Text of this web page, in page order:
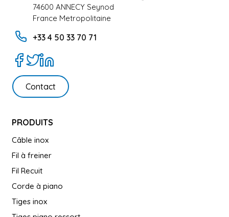
74600 ANNECY Seynod
France Metropolitaine
+33 4 50 33 70 71
Contact
PRODUITS
Câble inox
Fil à freiner
Fil Recuit
Corde à piano
Tiges inox